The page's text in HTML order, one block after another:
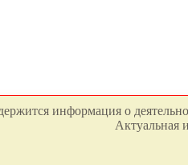
информация о
Актуальная